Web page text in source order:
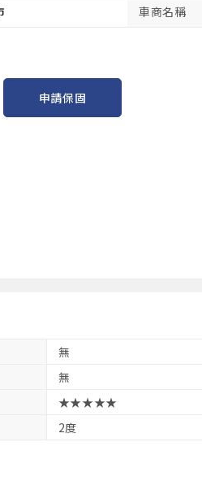
車商名稱
申請保固
無
無
★★★★★
2度